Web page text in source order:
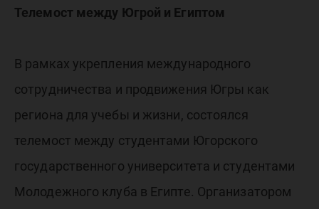
Телемост между Югрой и Египтом
В рамках укрепления международного
сотрудничества и продвижения Югры как
региона для учебы и жизни, состоялся
телемост между студентами Югорского
государственного университета и студентами
Молодежного клуба в Египте. Организатором